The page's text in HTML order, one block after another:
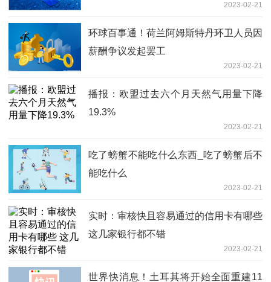
2023-02-21
环球百事通！荷兰阿姆斯特丹环卫人员因
薪酬争议发起罢工
2023-02-21
播报：欧盟过去六个月天然气用量下降
19.3%
2023-02-21
吃了螃蟹不能吃什么东西_吃了螃蟹后不
能吃什么
2023-02-21
实时：审核快且容易通过的信用卡有哪些
这几家银行都不错
2023-02-21
世界快消息！土耳其将开始全面重建11